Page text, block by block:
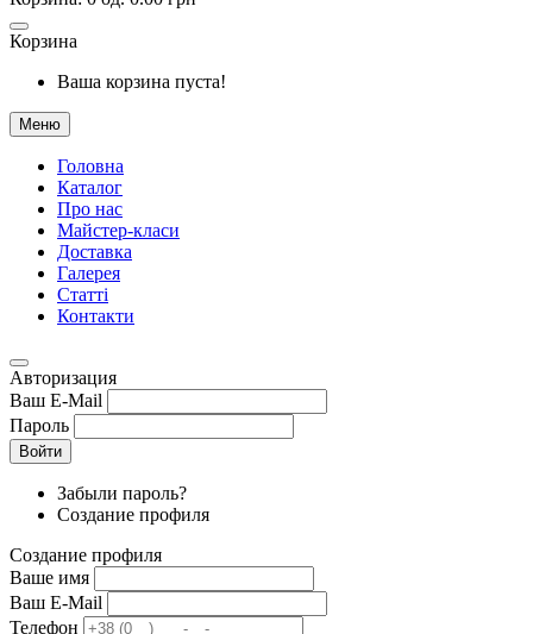
Корзина
Ваша корзина пуста!
Меню
Головна
Каталог
Про нас
Майстер-класи
Доставка
Галерея
Статтi
Контакти
Авторизация
Ваш E-Mail
Пароль
Войти
Забыли пароль?
Создание профиля
Создание профиля
Ваше имя
Ваш E-Mail
Телефон